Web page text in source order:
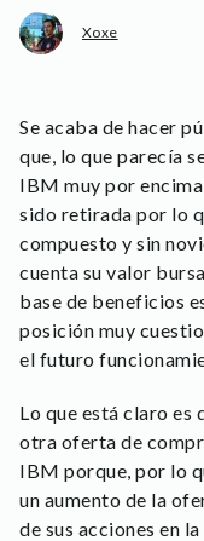
Xoxe
Se acaba de hacer
que, lo que parecía
IBM muy por
sido retirada por lo
compuesto y sin
cuenta su valor
base de beneficios
posición muy
el futuro
Lo que está claro es
otra oferta de
IBM porque, por lo
un aumento de la
de sus acciones en